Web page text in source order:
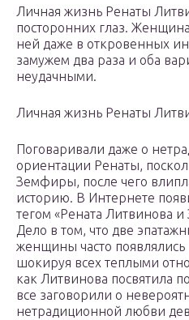
Личная жизнь Ренаты
посторонних глаз.
ней даже в откровенных
замужем два раза и оба
неудачными.
Личная жизнь Ренаты
Поговаривали даже о
ориентации Ренаты,
Земфиры, после чего
историю. В Интернете
тегом «Рената Литвинова
Дело в том, что две
женщины часто появлялись
шокируя всех теплыми
как Литвинова посвятила
все заговорили о
нетрадиционной любви